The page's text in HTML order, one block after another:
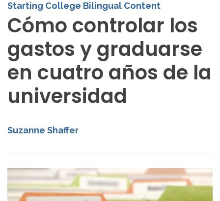
Starting College Bilingual Content
Cómo controlar los
gastos y graduarse
en cuatro años de la
universidad
Suzanne Shaffer